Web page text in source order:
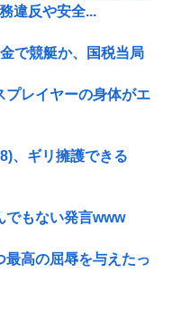
違反や安全...
で競艇か、国税当局
プレイヤーの身体がエ
、ギリ擁護できる
でもない発言www
最高の屈辱を与えたっ